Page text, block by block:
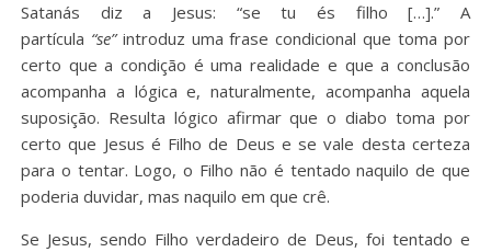
Satanás diz a Jesus: “se tu és filho […].” A
partícula “se”introduz uma frase condicional que toma por
certo que a condição é uma realidade e que a conclusão
acompanha a lógica e, naturalmente, acompanha aquela
suposição. Resulta lógico afirmar que o diabo toma por
certo que Jesus é Filho de Deus e se vale desta certeza
para o tentar. Logo, o Filho não é tentado naquilo de que
poderia duvidar, mas naquilo em que crê.
Se Jesus, sendo Filho verdadeiro de Deus, foi tentado e